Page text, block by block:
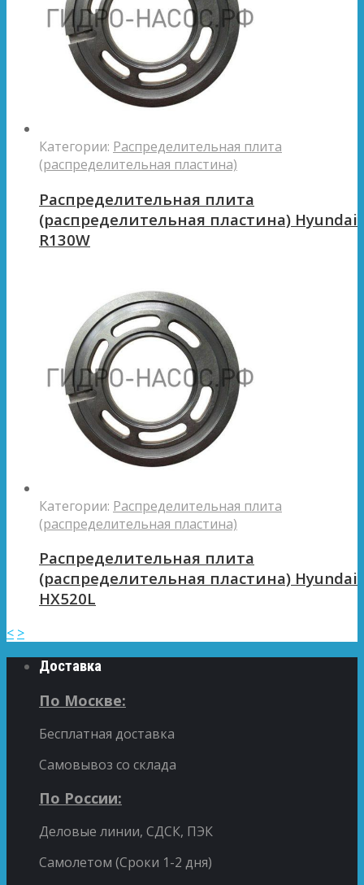
Категории: Распределительная плита
(распределительная пластина)
Распределительная плита
(распределительная пластина) Hyundai
R130W
Категории: Распределительная плита
(распределительная пластина)
Распределительная плита
(распределительная пластина) Hyundai
HX520L
< >
Доставка
По Москве:
Бесплатная доставка
Самовывоз со склада
По России:
Деловые линии, СДСК, ПЭК
Самолетом (Сроки 1-2 дня)